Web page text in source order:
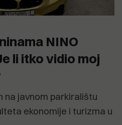
NINO
li itko vidio moj
na javnom parkiralištu
ekonomije i turizma u